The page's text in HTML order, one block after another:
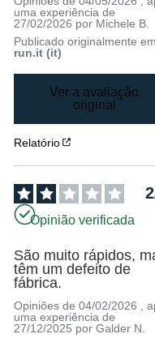
uma experiência de
27/02/2026 por Michele B.
Publicado originalmente
run.it (it)
Ver a avaliação
original
Relatório
2
Opinião verificada
São muito rápidos,
têm um defeito de
fábrica.
Opiniões de04/02/2026
,
uma experiência de
27/12/2025 porGalder N.